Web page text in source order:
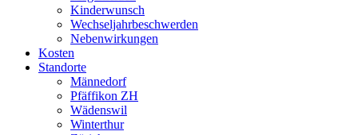
Kinderwunsch
Wechseljahrbeschwerden
Nebenwirkungen
Kosten
Standorte
Männedorf
Pfäffikon ZH
Wädenswil
Winterthur